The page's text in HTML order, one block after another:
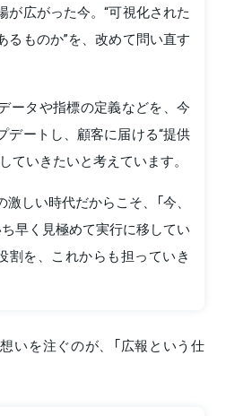
が広がった今。“可視化された
るものか”を、改めて問い直す
ータや指標の定義などを、今
デートし、顧客に届ける“提供
ていきたいと考えています。
しい時代だからこそ、「今、
早く見極めて実行に移してい
割を、これからも担っていき
いを注ぐのが、「広報という仕